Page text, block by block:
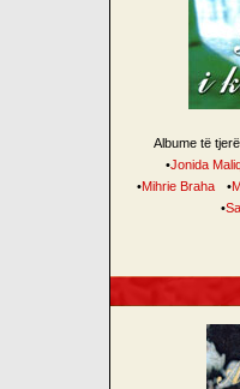
Albume të
•Jonida
•Mihrie Braha •
•